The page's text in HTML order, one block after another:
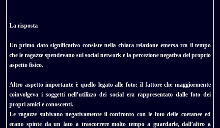
La risposta
Un primo dato significativo consiste nella chiara relazione emersa tra il tempo
che le ragazze spendevano sul social network e la percezione negativa del proprio
aspetto fisico.
Altro aspetto importante è quello legato alle foto: il fattore che maggiormente
coinvolgeva i soggetti nell’utilizzo dei social era rappresentato dalle foto dei
propri amici e conoscenti.
Le ragazze subivano negativamente il confronto con le foto delle coetanee ed
erano spinte da un lato a trascorrere molto tempo a guardarle, dall’altro a